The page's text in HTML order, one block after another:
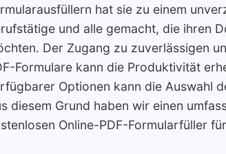
hat sie zu einem
und alle gemacht, die ihren
Der Zugang zu zuverlässigen
Formulare kann die Produktivität
Optionen kann die Auswahl
diesem Grund haben wir einen
Online-PDF-Formularfüller